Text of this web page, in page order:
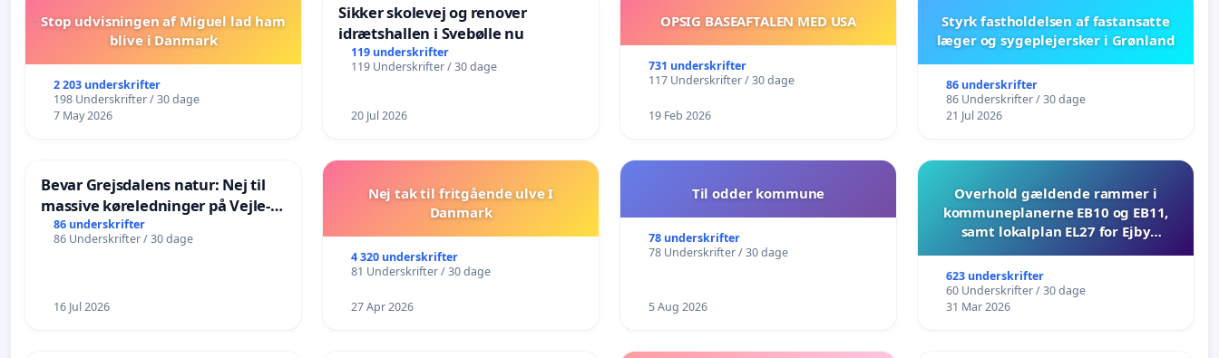
Stop udvisningen af Miguel lad ham
blive i Danmark
2 203 underskrifter
198 Underskrifter / 30 dage
7 May 2026
Sikker skolevej og renover
idrætshallen i Svebølle nu
119 underskrifter
119 Underskrifter / 30 dage
20 Jul 2026
OPSIG BASEAFTALEN MED USA
731 underskrifter
117 Underskrifter / 30 dage
19 Feb 2026
Styrk fastholdelsen af fastansatte
læger og sygeplejersker i Grønland
86 underskrifter
86 Underskrifter / 30 dage
21 Jul 2026
Bevar Grejsdalens natur: Nej til
massive køreledninger på Vejle-
Struer-banen
86 underskrifter
86 Underskrifter / 30 dage
16 Jul 2026
Nej tak til fritgående ulve I
Danmark
4 320 underskrifter
81 Underskrifter / 30 dage
27 Apr 2026
Til odder kommune
78 underskrifter
78 Underskrifter / 30 dage
5 Aug 2026
Overhold gældende rammer i
kommuneplanerne EB10 og EB11,
samt lokalplan EL27 for Ejby
623 underskrifter
60 Underskrifter / 30 dage
31 Mar 2026